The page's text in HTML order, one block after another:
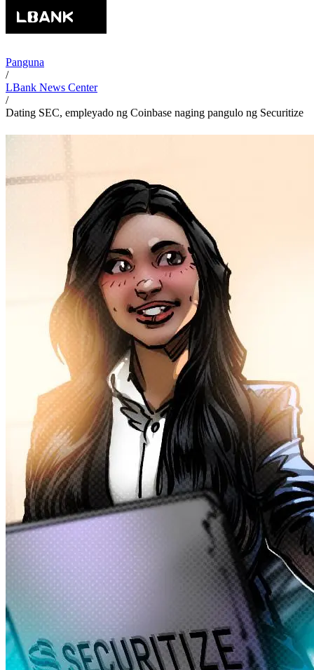
Panguna
/
LBank News Center
/
Dating SEC, empleyado ng Coinbase naging pangulo ng Securitize